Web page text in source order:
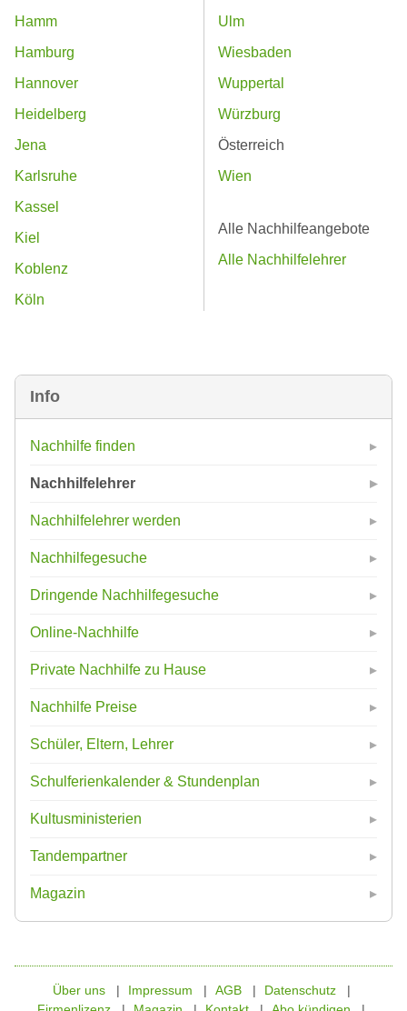
Info
Nachhilfe finden
Nachhilfelehrer
Nachhilfelehrer werden
Nachhilfegesuche
Dringende Nachhilfegesuche
Online-Nachhilfe
Private Nachhilfe zu Hause
Nachhilfe Preise
Schüler, Eltern, Lehrer
Schulferienkalender & Stundenplan
Kultusministerien
Tandempartner
Magazin
Hamm
Hamburg
Hannover
Heidelberg
Jena
Karlsruhe
Kassel
Kiel
Koblenz
Köln
Ulm
Wiesbaden
Wuppertal
Würzburg
Österreich
Wien
Alle Nachhilfeangebote
Alle Nachhilfelehrer
Über uns Impressum AGB
Datenschutz